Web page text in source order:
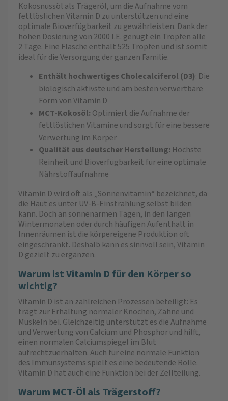
Kokosnussöl als Trägeröl, um die Aufnahme vom
fettlöslichen Vitamin D zu unterstützen und eine
optimale Bioverfügbarkeit zu gewährleisten. Dank der
hohen Dosierung von 2000 I.E. genügt ein Tropfen alle
2 Tage. Eine Flasche enthält 525 Tropfen und ist somit
ideal für die Versorgung der ganzen Familie.
Enthält hochwertiges Cholecalciferol (D3): Die
biologisch aktivste und am besten verwertbare
Form von Vitamin D
MCT-Kokosöl: Optimiert die Aufnahme der
fettlöslichen Vitamine und sorgt für eine bessere
Verwertung im Körper
Qualität aus deutscher Herstellung: Höchste
Reinheit und Bioverfügbarkeit für eine optimale
Nährstoffaufnahme
Vitamin D wird oft als „Sonnenvitamin“ bezeichnet, da
die Haut es unter UV-B-Einstrahlung selbst bilden
kann. Doch an sonnenarmen Tagen, in den langen
Wintermonaten oder durch häufigen Aufenthalt in
Innenräumen ist die körpereigene Produktion oft
eingeschränkt. Deshalb kann es sinnvoll sein, Vitamin
D gezielt zu ergänzen.
Warum ist Vitamin D für den Körper so
wichtig?
Vitamin D ist an zahlreichen Prozessen beteiligt: Es
trägt zur Erhaltung normaler Knochen, Zähne und
Muskeln bei. Gleichzeitig unterstützt es die Aufnahme
und Verwertung von Calcium und Phosphor und hilft,
einen normalen Calciumspiegel im Blut
aufrechtzuerhalten. Auch für eine normale Funktion
des Immunsystems spielt es eine bedeutende Rolle.
Vitamin D hat auch eine Funktion bei der Zellteilung.
Warum MCT-Öl als Trägerstoff?